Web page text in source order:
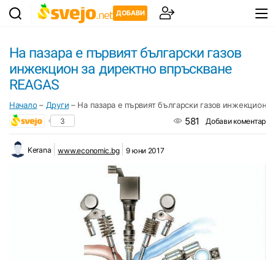
ДОБАВИ
На пазара е първият български газов
инжекцион за директно впръскване
REAGAS
Начало – Други – На пазара е първият български газов инжекцион
3 581 Добави коментар
Kerana www.economic.bg 9 юни 2017